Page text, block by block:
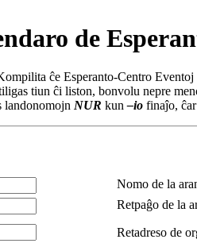
de
ĉe Esperanto-Centro Eventoj
tiun ĉi liston, bonvolu nepre
landonomojn NUR kun–iofinaĵo, ĉar
Nomo de la
Retpaĝo de la
Retadreso de